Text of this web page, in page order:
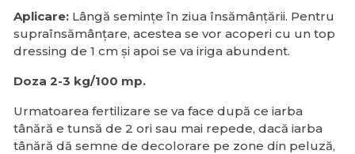
Aplicare: Lângă semințe în ziua însămânțării. Pentru
supraînsămânțare, acestea se vor acoperi cu un top
dressing de 1 cm și apoi se va iriga abundent.
Doza 2-3 kg/100 mp.
Urmatoarea fertilizare se va face după ce iarba
tânără e tunsă de 2 ori sau mai repede, dacă iarba
tânără dă semne de decolorare pe zone din peluză,